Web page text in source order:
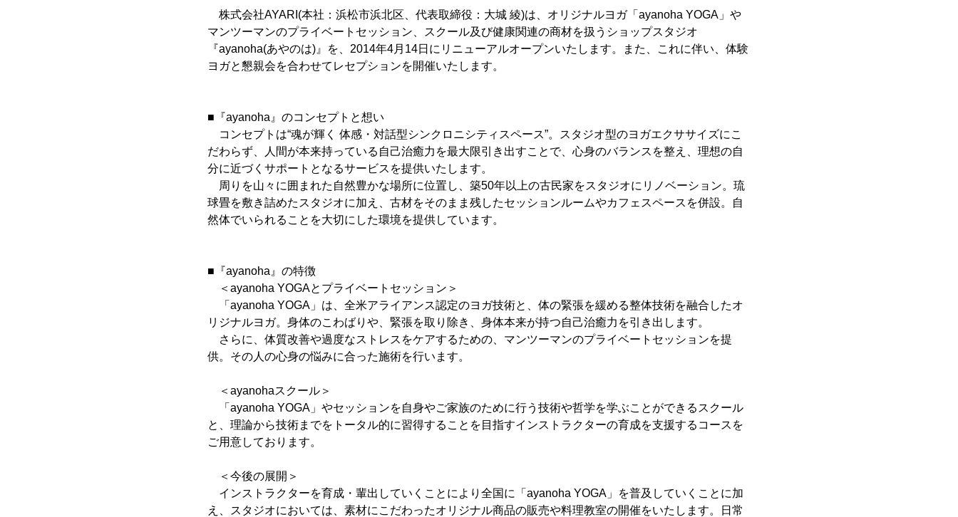
株式会社AYARI(本社：浜松市浜北区、代表取締役：大城 綾)は、オリジナルヨガ「ayanoha YOGA」や
マンツーマンのプライベートセッション、スクール及び健康関連の商材を扱うショップスタジオ
『ayanoha(あやのは)』を、2014年4月14日にリニューアルオープンいたします。また、これに伴い、体験
ヨガと懇親会を合わせてレセプションを開催いたします。
■『ayanoha』のコンセプトと想い
コンセプトは“魂が輝く 体感・対話型シンクロニシティスペース”。スタジオ型のヨガエクササイズにこ
だわらず、人間が本来持っている自己治癒力を最大限引き出すことで、心身のバランスを整え、理想の自
分に近づくサポートとなるサービスを提供いたします。
周りを山々に囲まれた自然豊かな場所に位置し、築50年以上の古民家をスタジオにリノベーション。琉
球畳を敷き詰めたスタジオに加え、古材をそのまま残したセッションルームやカフェスペースを併設。自
然体でいられることを大切にした環境を提供しています。
■『ayanoha』の特徴
＜ayanoha YOGAとプライベートセッション＞
「ayanoha YOGA」は、全米アライアンス認定のヨガ技術と、体の緊張を緩める整体技術を融合したオ
リジナルヨガ。身体のこわばりや、緊張を取り除き、身体本来が持つ自己治癒力を引き出します。
さらに、体質改善や過度なストレスをケアするための、マンツーマンのプライベートセッションを提
供。その人の心身の悩みに合った施術を行います。
＜ayanohaスクール＞
「ayanoha YOGA」やセッションを自身やご家族のために行う技術や哲学を学ぶことができるスクール
と、理論から技術までをトータル的に習得することを目指すインストラクターの育成を支援するコースを
ご用意しております。
＜今後の展開＞
インストラクターを育成・輩出していくことにより全国に「ayanoha YOGA」を普及していくことに加
え、スタジオにおいては、素材にこだわったオリジナル商品の販売や料理教室の開催をいたします。日常